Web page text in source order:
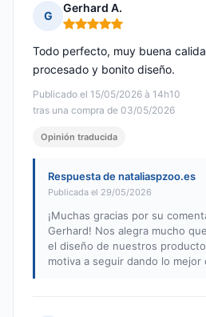
G
Gerhard A.
Nota: 5 de 5
Publicado el 15/05/2026 à 14h10
tras una compra de 03/05/2026
Todo perfecto, muy buena
procesado y bonito diseño.
Opinión traducida
Respuesta de nataliaspzoo.es
Publicada el 29/05/2026
¡Muchas gracias por su
Gerhard! Nos alegra mucho
el diseño de nuestros
motiva a seguir dando lo mejor